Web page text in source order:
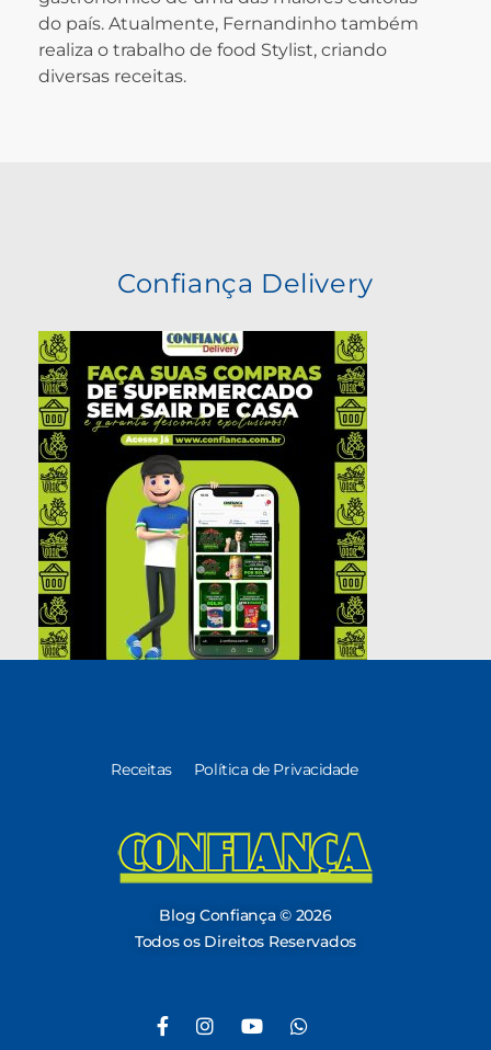
do país. Atualmente, Fernandinho também
realiza o trabalho de food Stylist, criando
diversas receitas.
Confiança Delivery
Receitas Política de Privacidade
Blog Confiança © 2026
Todos os Direitos Reservados